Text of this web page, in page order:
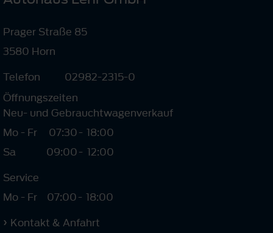
Prager Straße 85
3580 Horn
Telefon
02982-2315-0
Öffnungszeiten
Neu- und Gebrauchtwagenverkauf
Mo - Fr
07:30- 18:00
Sa
09:00- 12:00
Service
Mo - Fr
07:00- 18:00
Kontakt & Anfahrt